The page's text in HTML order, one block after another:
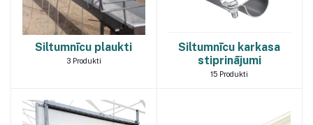
Siltumnīcu plaukti
3Produkti
Siltumnīcu karkasa
stiprinājumi
15 Produkti